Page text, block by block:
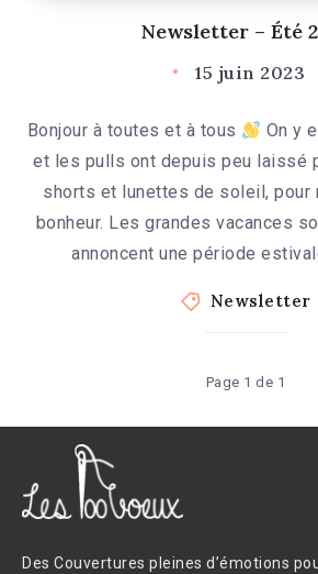
Newsletter – Été
15 juin 2023
Bonjour à toutes et à tous
On y
et les pulls ont depuis peu laissé
shorts et lunettes de soleil, pour
bonheur. Les grandes vacances
annoncent une période
Newsletter
Page 1 de 1
Des Couvertures pleines d’émotions